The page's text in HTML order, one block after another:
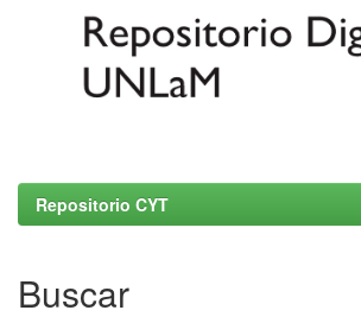
Repositorio CYT
Buscar